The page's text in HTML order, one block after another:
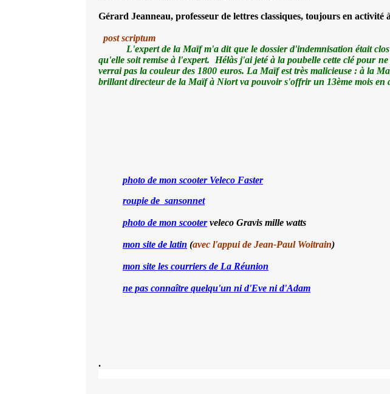
Gérard Jeanneau, professeur de lettres classiques, toujours en activité
post scriptum
L'expert de la Maïf m'a dit que le dossier d'indemnisation était
qu'elle soit remise à l'expert. Hélàs j'ai jeté à la poubelle cette clé pour
verrai pas la couleur des 1800 euros. La Maïf est très malicieuse : à la
brillant directeur de la Maïf à Niort va pouvoir s'offrir un 13ème mois en
photo de mon scooter Veleco Faster
roupie de sansonnet
photo de mon scooterveleco Gravis mille watts
mon site de latin (avec l'appui de Jean-Paul Woitrain)
mon site les courriers de La Réunion
ne pas connaître quelqu'un ni d'Eve ni d'Adam
.